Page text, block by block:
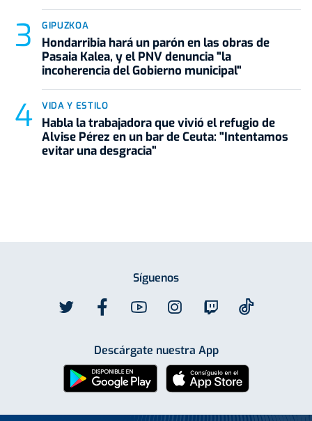
GIPUZKOA
Hondarribia hará un parón en las obras de
Pasaia Kalea, y el PNV denuncia "la
incoherencia del Gobierno municipal"
VIDA Y ESTILO
Habla la trabajadora que vivió el refugio de
Alvise Pérez en un bar de Ceuta: "Intentamos
evitar una desgracia"
Síguenos
Descárgate nuestra App